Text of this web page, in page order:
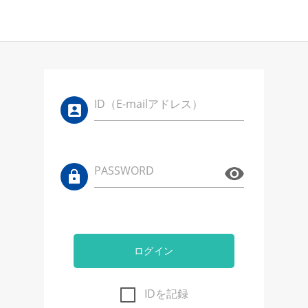
ID（E-mailアドレス）
PASSWORD
ログイン
IDを記録